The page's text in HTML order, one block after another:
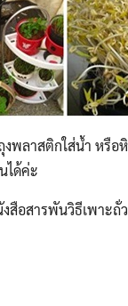
พลาสติกใส่น้ำ หรือ
ได้ค่ะ
อสารพันวิธีเพาะถั่